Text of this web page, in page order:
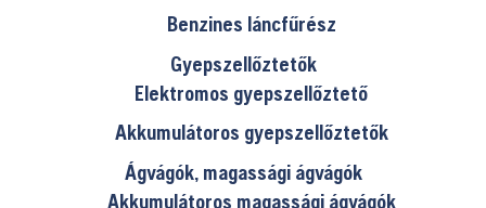
Benzines láncfűrész
Gyepszellőztetők
Elektromos gyepszellőztető
Akkumulátoros gyepszellőztetők
Ágvágók, magassági ágvágók
Akkumulátoros magassági ágvágók